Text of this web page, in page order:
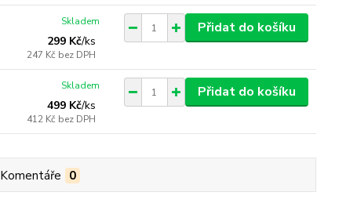
299 Kč/ks
247 Kč bez DPH
Skladem Přidat do košíku
499 Kč/ks
412 Kč bez DPH
Skladem Přidat do košíku
Komentáře 0